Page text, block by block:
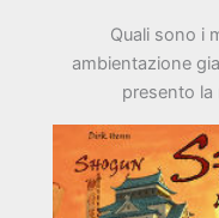
Quali sono i
ambientazione
presento la